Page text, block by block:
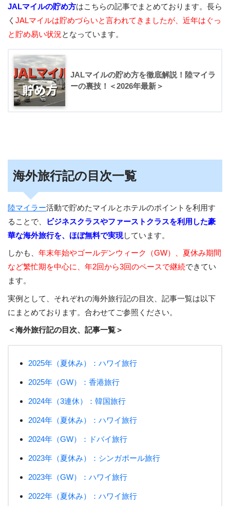
JALマイルの貯め方はこちらの記事でまとめております。長ら
く JALマイルは貯めづらいと言われてきましたが、近年はぐっ
と貯め易い状況 となっています。
JALマイルの貯め方を徹底解説！陸マイラ
ーの裏技！＜2026年最新＞
海外旅行記の目次一覧
陸マイラー活動で貯めたマイルとホテルのポイントを利用す
ることで、
ビジネスクラスやファーストクラスを利用した豪
華な海外旅行を、ほぼ無料で実現しています。
しかも、 年末年始やゴールデンウィーク（GW）、夏休み期間
など繁忙期を中心に、年2回から3回のペースで継続できてい
ます。
実例として、それぞれの海外旅行記の目次、記事一覧は以下
にまとめております。合わせてご参照ください。
＜海外旅行記の目次、記事一覧＞
2025年（夏休み）：ハワイ旅行
2025年（GW）：香港旅行
2024年（3連休）：韓国旅行
2024年（夏休み）：ハワイ旅行
2024年（GW）：ドバイ旅行
2023年（夏休み）：シンガポール旅行
2023年（GW）：ハワイ旅行
2022年（夏休み）：ハワイ旅行